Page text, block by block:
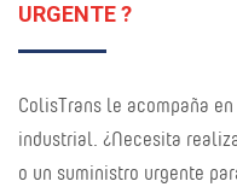
URGENTE ?
ColisTrans le acompaña
industrial. ¿Necesita
o un suministro urgente